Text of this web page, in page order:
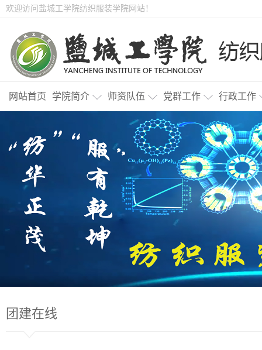
欢迎访问盐城工学院纺织服装学院网站！
网站首页 学院简介 师资队伍 党群工作 行政工作
团建在线